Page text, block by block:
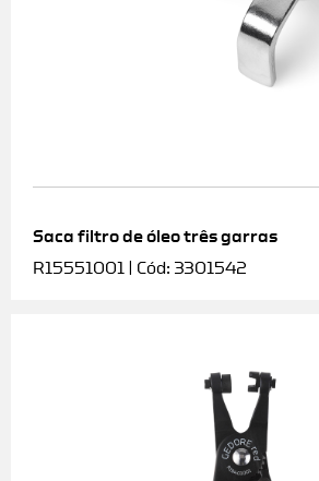
Saca filtro de óleo três garras
R15551001 | Cód: 3301542